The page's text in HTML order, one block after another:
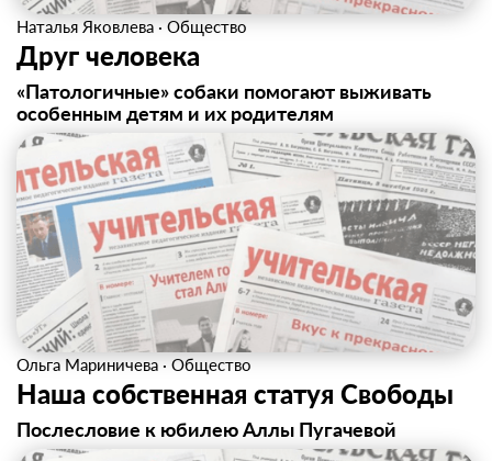
Наталья Яковлева · Общество
Друг человека
«Патологичные» собаки помогают выживать
особенным детям и их родителям
Ольга Мариничева · Общество
Наша собственная статуя Свободы
Послесловие к юбилею Аллы Пугачевой